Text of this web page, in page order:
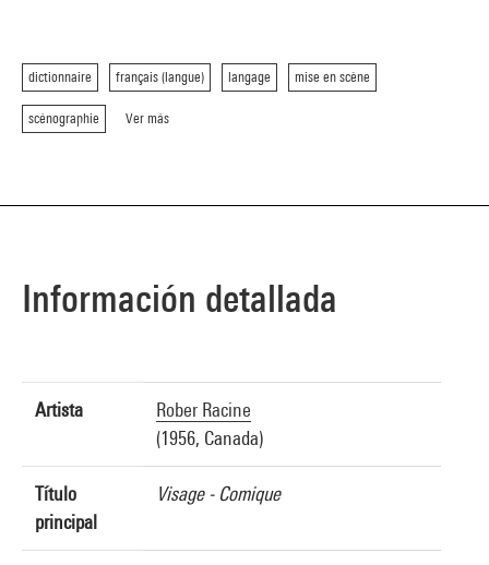
dictionnaire français (langue) langage mise en scène
scénographie Ver más
Información detallada
Artista
Rober Racine
(1956, Canada)
Título
principal
Visage - Comique